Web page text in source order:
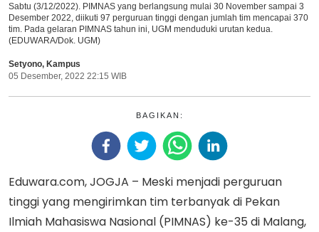
Sabtu (3/12/2022). PIMNAS yang berlangsung mulai 30 November sampai 3
Desember 2022, diikuti 97 perguruan tinggi dengan jumlah tim mencapai 370
tim. Pada gelaran PIMNAS tahun ini, UGM menduduki urutan kedua.
(EDUWARA/Dok. UGM)
Setyono, Kampus
05 Desember, 2022 22:15 WIB
BAGIKAN:
Eduwara.com, JOGJA – Meski menjadi perguruan
tinggi yang mengirimkan tim terbanyak di Pekan
Ilmiah Mahasiswa Nasional (PIMNAS) ke-35 di Malang,